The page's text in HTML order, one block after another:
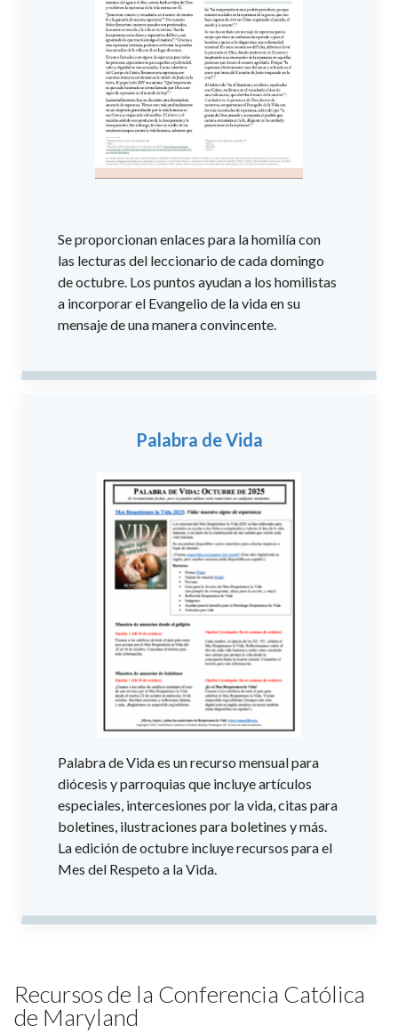
Se proporcionan enlaces para la homilía con
las lecturas del leccionario de cada domingo
de octubre. Los puntos ayudan a los homilistas
a incorporar el Evangelio de la vida en su
mensaje de una manera convincente.
Palabra de Vida
Palabra de Vida es un recurso mensual para
diócesis y parroquias que incluye artículos
especiales, intercesiones por la vida, citas para
boletines, ilustraciones para boletines y más.
La edición de octubre incluye recursos para el
Mes del Respeto a la Vida.
Recursos de la Conferencia Católica
de Maryland